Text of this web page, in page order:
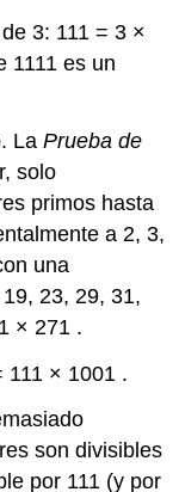
3: 111 = 3 ×
1111 es un
LaPrueba de
solo
primos hasta
a 2, 3,
una
23, 29, 31,
× 271 .
111 × 1001 .
son divisibles
por 111 (y por